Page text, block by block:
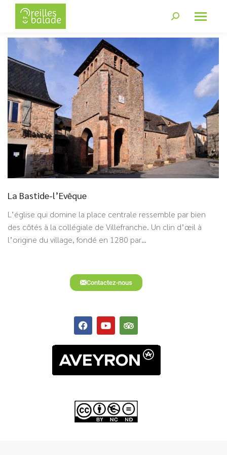
La Bastide-l’Evêque
L’église qui domine la place centrale ressemble par bien
des côtés à la collégiale de Villefranche. Un clin d’œil à
l’origine du village, fondé en 1280 par…
Contactez-nous